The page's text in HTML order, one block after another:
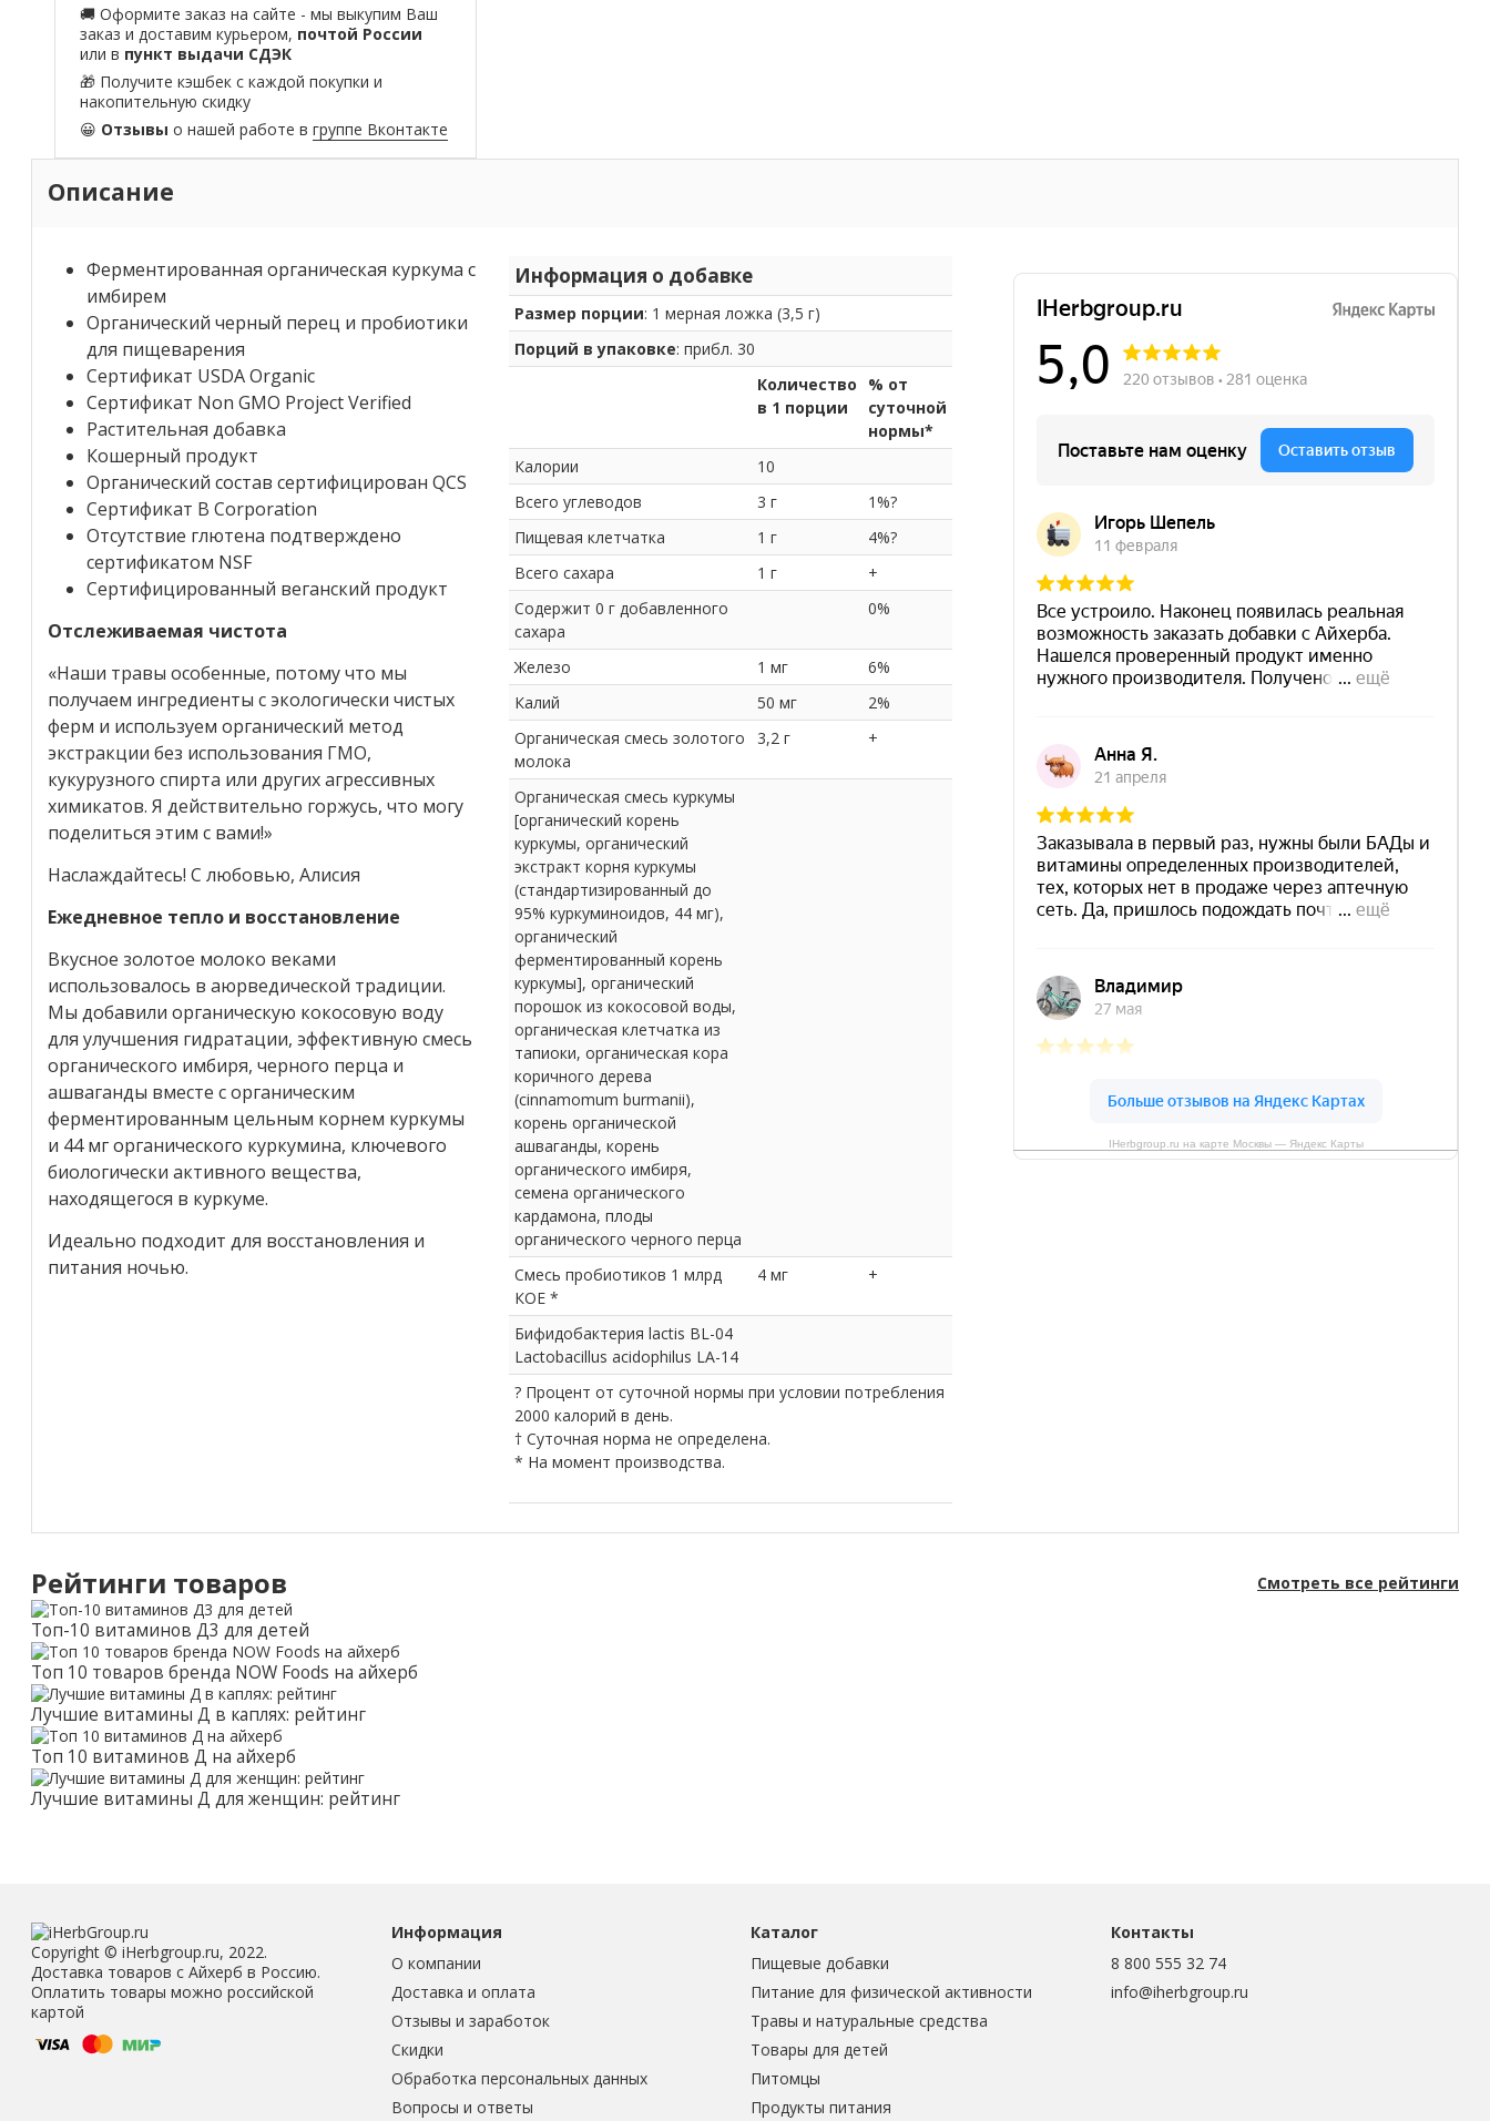
🚚 Оформите заказ на сайте - мы выкупим Ваш
заказ и доставим курьером, почтой России
или в пункт выдачи СДЭК
🎁 Получите кэшбек с каждой покупки и
накопительную скидку
😀 Отзывы о нашей работе вгруппе Вконтакте
Описание
Информация о добавке
Размер порции: 1 мерная ложка (3,5 г)
Порций в упаковке: прибл. 30
Количество
в 1 порции
% от
суточной
нормы*
Калории
10
Всего углеводов
3 г
1%?
Пищевая клетчатка
1 г
4%?
Всего сахара
1 г
+
Содержит 0 г добавленного
сахара
0%
Железо 1 мг
6%
Калий
50 мг
2%
Органическая смесь золотого
молока
3,2 г +
Органическая смесь куркумы
[органический корень
куркумы, органический
экстракт корня куркумы
(стандартизированный до
95% куркуминоидов, 44 мг),
органический
ферментированный корень
куркумы], органический
порошок из кокосовой воды,
органическая клетчатка из
тапиоки, органическая кора
коричного дерева
(cinnamomum burmanii),
корень органической
ашваганды, корень
органического имбиря,
семена органического
кардамона, плоды
органического черного перца
Смесь пробиотиков 1 млрд
КОЕ *
4 мг +
Бифидобактерия lactis BL-04
Lactobacillus acidophilus LA-14
? Процент от суточной нормы при условии потребления
2000 калорий в день.
† Суточная норма не определена.
* На момент производства.
Ферментированная органическая куркума с
имбирем
Органический черный перец и пробиотики
для пищеварения
Сертификат USDA Organic
Сертификат Non GMO Project Verified
Растительная добавка
Кошерный продукт
Органический состав сертифицирован QCS
Сертификат B Corporation
Отсутствие глютена подтверждено
сертификатом NSF
Сертифицированный веганский продукт
Отслеживаемая чистота
«Наши травы особенные, потому что мы
получаем ингредиенты с экологически чистых
ферм и используем органический метод
экстракции без использования ГМО,
кукурузного спирта или других агрессивных
химикатов. Я действительно горжусь, что могу
поделиться этим с вами!»
Наслаждайтесь! С любовью, Алисия
Ежедневное тепло и восстановление
Вкусное золотое молоко веками
использовалось в аюрведической традиции.
Мы добавили органическую кокосовую воду
для улучшения гидратации, эффективную смесь
органического имбиря, черного перца и
ашваганды вместе с органическим
ферментированным цельным корнем куркумы
и 44 мг органического куркумина, ключевого
биологически активного вещества,
находящегося в куркуме.
Идеально подходит для восстановления и
питания ночью.
IHerbgroup.ru на карте Москвы — Яндекс Карты
Рейтинги товаров Смотреть все рейтинги
Топ-10 витаминов Д3 для детей
Топ 10 товаров бренда NOW Foods на айхерб
Лучшие витамины Д в каплях: рейтинг
Топ 10 витаминов Д на айхерб
Лучшие витамины Д для женщин: рейтинг
Copyright © iHerbgroup.ru, 2022.
Доставка товаров с Айхерб в Россию.
Оплатить товары можно российской
картой
Информация
О компании
Доставка и оплата
Отзывы и заработок
Скидки
Обработка персональных данных
Вопросы и ответы
Каталог
Пищевые добавки
Питание для физической активности
Травы и натуральные средства
Товары для детей
Питомцы
Продукты питания
Контакты
8 800 555 32 74
info@iherbgroup.ru